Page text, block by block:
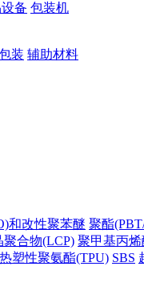
备 包装机
装 辅助材料
和改性聚苯醚 聚酯
聚合物(LCP) 聚甲基丙
热塑性聚氨酯(TPU) SBS